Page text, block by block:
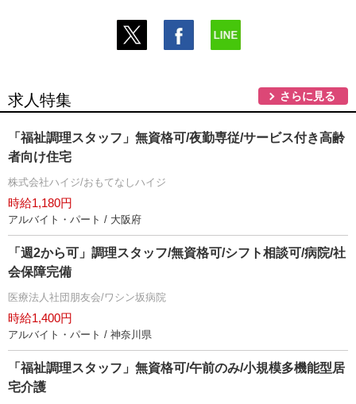
求人特集 さらに見る
「福祉調理スタッフ」無資格可/夜勤専従/サービス付き高齢
者向け住宅
株式会社ハイジ/おもてなしハイジ
時給1,180円
アルバイト・パート / 大阪府
「週2から可」調理スタッフ/無資格可/シフト相談可/病院/社
会保障完備
医療法人社団朋友会/ワシン坂病院
時給1,400円
アルバイト・パート / 神奈川県
「福祉調理スタッフ」無資格可/午前のみ/小規模多機能型居
宅介護